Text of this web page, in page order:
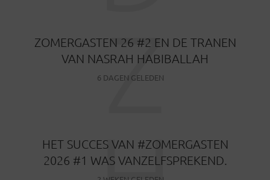
ZOMERGASTEN 26 #2 EN DE TRANEN
VAN NASRAH HABIBALLAH
6 DAGEN GELEDEN
Z
HET SUCCES VAN #ZOMERGASTEN
2026 #1 WAS VANZELFSPREKEND.